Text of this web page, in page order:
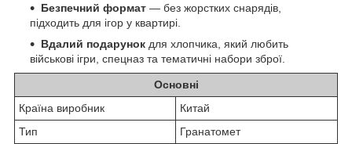
Безпечний формат — без жорстких снарядів,
підходить для ігор у квартирі.
Вдалий подарунок для хлопчика, який любить
військові ігри, спецназ та тематичні набори зброї.
Основні
Країна виробник
Китай
Тип
Гранатомет